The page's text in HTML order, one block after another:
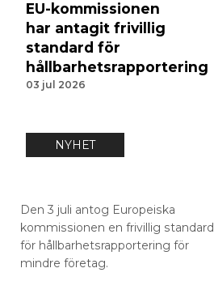
EU-kommissionen
har antagit frivillig
standard för
hållbarhetsrapportering
03 jul 2026
NYHET
Den 3 juli antog Europeiska
kommissionen en frivillig standard
för hållbarhetsrapportering för
mindre företag.